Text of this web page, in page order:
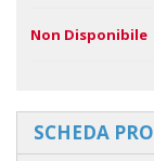
Non Disponibile
SCHEDA